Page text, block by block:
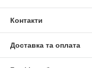
Контакти
Доставка та оплата